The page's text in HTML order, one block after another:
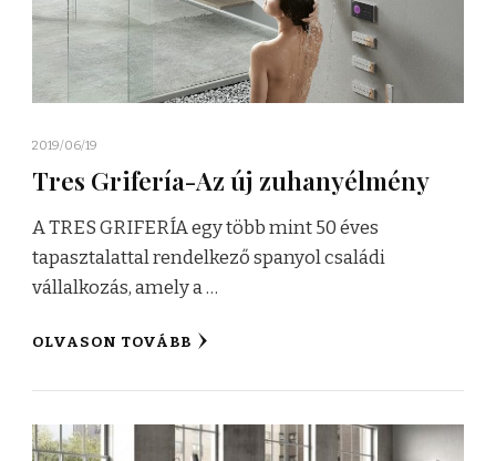
2019/06/19
Tres Grifería-Az új zuhanyélmény
A TRES GRIFERÍA egy több mint 50 éves
tapasztalattal rendelkező spanyol családi
vállalkozás, amely a …
OLVASON TOVÁBB